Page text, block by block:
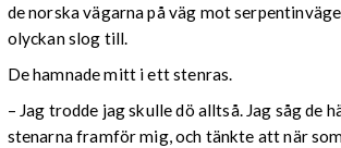
de norska vägarna på väg mot
olyckan slog till.
De hamnade mitt i ett stenras.
– Jag trodde jag skulle dö alltså. Jag såg de
stenarna framför mig, och tänkte att när